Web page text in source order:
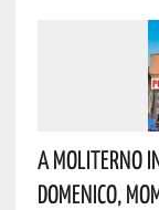
A Moliterno
Domenico,